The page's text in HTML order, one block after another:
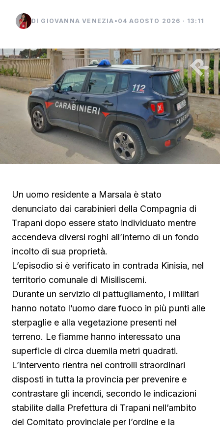
DI GIOVANNA VENEZIA • 04 AGOSTO 2026 · 13:11
Un uomo residente a Marsala è stato
denunciato dai carabinieri della Compagnia di
Trapani dopo essere stato individuato mentre
accendeva diversi roghi all’interno di un fondo
incolto di sua proprietà.
L’episodio si è verificato in contrada Kinisia, nel
territorio comunale di Misiliscemi.
Durante un servizio di pattugliamento, i militari
hanno notato l’uomo dare fuoco in più punti alle
sterpaglie e alla vegetazione presenti nel
terreno. Le fiamme hanno interessato una
superficie di circa duemila metri quadrati.
L’intervento rientra nei controlli straordinari
disposti in tutta la provincia per prevenire e
contrastare gli incendi, secondo le indicazioni
stabilite dalla Prefettura di Trapani nell’ambito
del Comitato provinciale per l’ordine e la